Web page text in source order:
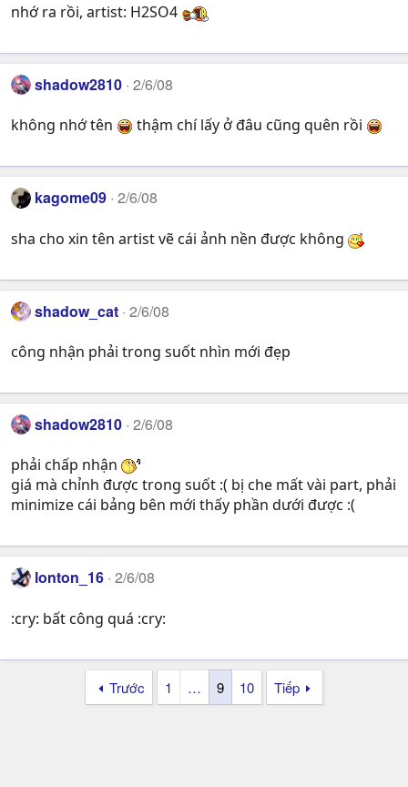
nhớ ra rồi, artist: H2SO4
shadow2810 2/6/08
không nhớ tên thậm chí lấy ở đâu cũng quên rồi
kagome09 2/6/08
sha cho xin tên artist vẽ cái ảnh nền được không
shadow_cat 2/6/08
công nhận phải trong suốt nhìn mới đẹp
shadow2810 2/6/08
phải chấp nhận
giá mà chỉnh được trong suốt :( bị che mất vài part, phải
minimize cái bảng bên mới thấy phần dưới được :(
lonton_16 2/6/08
:cry: bất công quá :cry:
Trước 1 … 9 10 Tiếp